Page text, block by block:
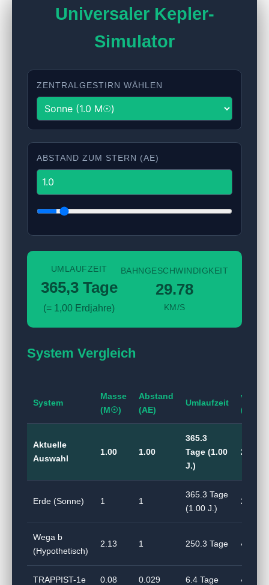
Universaler Kepler-
Simulator
ZENTRALGESTIRN WÄHLEN
ABSTAND ZUM STERN (AE)
UMLAUFZEIT
365,3 Tage
(= 1,00 Erdjahre)
BAHNGESCHWINDIGKEIT
29.78
KM/S
System Vergleich
System
Masse
(M☉)
Abstand
(AE)
Umlaufzeit
v
(km/s)
Aktuelle
Auswahl
1.00 1.00
365.3
Tage (1.00
J.)
29.78
Erde (Sonne) 1 1
365.3 Tage
(1.00 J.)
29.78
Wega b
(Hypothetisch)
2.13 1 250.3 Tage 43.47
TRAPPIST-1e 0.08 0.029 6.4 Tage 49.47